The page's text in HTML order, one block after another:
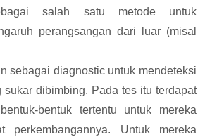
salah satu metode untuk
perangsangan dari luar (misal
sebagai diagnostic untuk mendeteksi
sukar dibimbing. Pada tes itu terdapat
bentuk tertentu untuk mereka
perkembangannya. Untuk mereka